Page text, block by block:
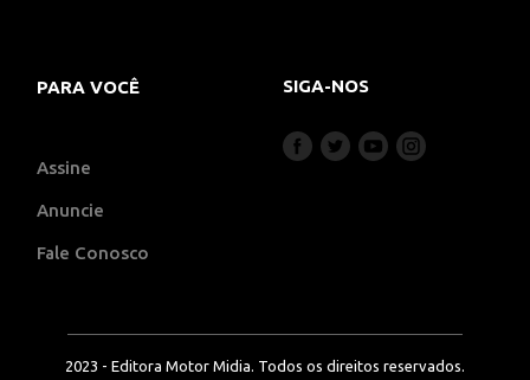
PARA VOCÊ
Assine
Anuncie
Fale Conosco
SIGA-NOS
2023 - Editora Motor Midia. Todos os direitos reservados.